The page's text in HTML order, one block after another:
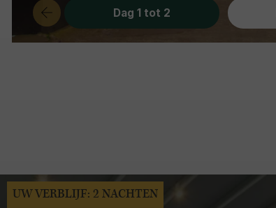
Dag 1 tot 2
UW VERBLIJF: 2 NACHTEN